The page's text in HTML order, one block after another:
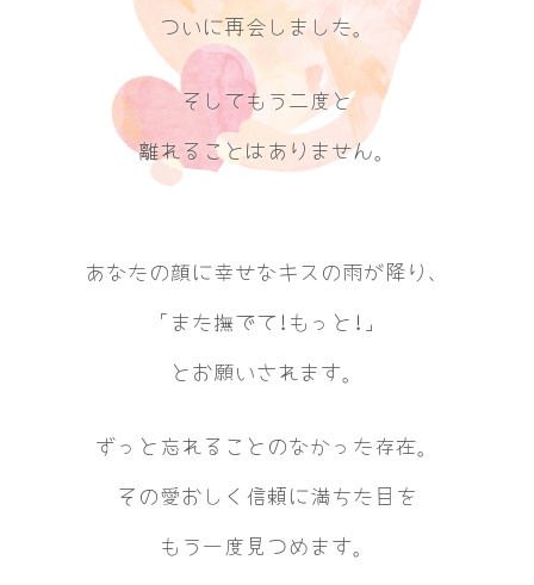
ついに再会しました。
そしてもう二度と
離れることはありません。
あなたの顔に幸せなキスの雨が降り、
「また撫でて!もっと!」
とお願いされます。
ずっと忘れることのなかった存在。
その愛おしく信頼に満ちた目を
もう一度見つめます。